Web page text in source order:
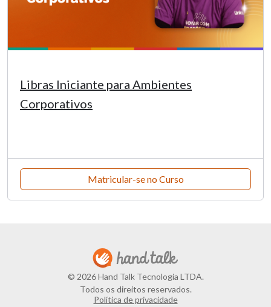
Libras Iniciante para Ambientes
Corporativos
Matricular-se no Curso
© 2026 Hand Talk Tecnologia LTDA.
Todos os direitos reservados.
Política de privacidade